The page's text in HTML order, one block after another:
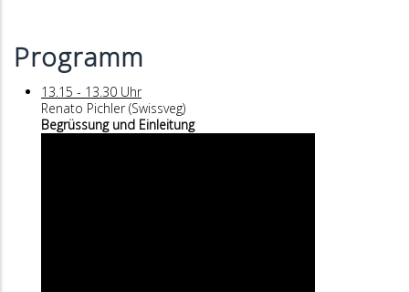
Programm
13.15 - 13.30 Uhr
Renato Pichler (Swissveg)
Begrüssung und Einleitung